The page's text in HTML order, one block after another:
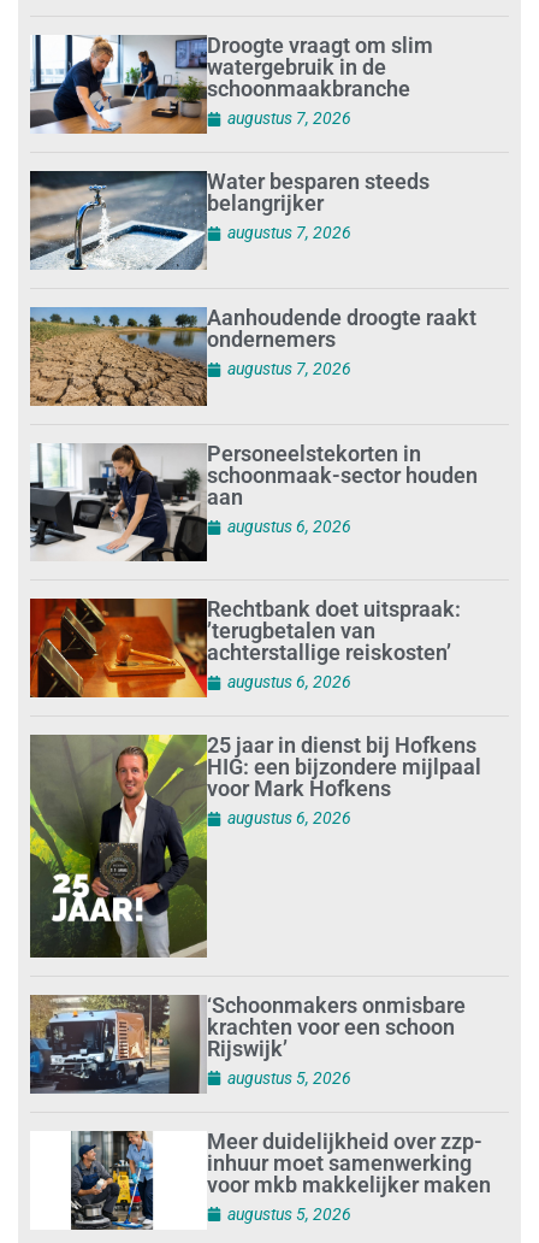
Droogte vraagt om slim
watergebruik in de
schoonmaakbranche
augustus 7, 2026
Water besparen steeds
belangrijker
augustus 7, 2026
Aanhoudende droogte raakt
ondernemers
augustus 7, 2026
Personeelstekorten in
schoonmaak-sector houden
aan
augustus 6, 2026
Rechtbank doet uitspraak:
’terugbetalen van
achterstallige reiskosten’
augustus 6, 2026
25 jaar in dienst bij Hofkens
HIG: een bijzondere mijlpaal
voor Mark Hofkens
augustus 6, 2026
‘Schoonmakers onmisbare
krachten voor een schoon
Rijswijk’
augustus 5, 2026
Meer duidelijkheid over zzp-
inhuur moet samenwerking
voor mkb makkelijker maken
augustus 5, 2026